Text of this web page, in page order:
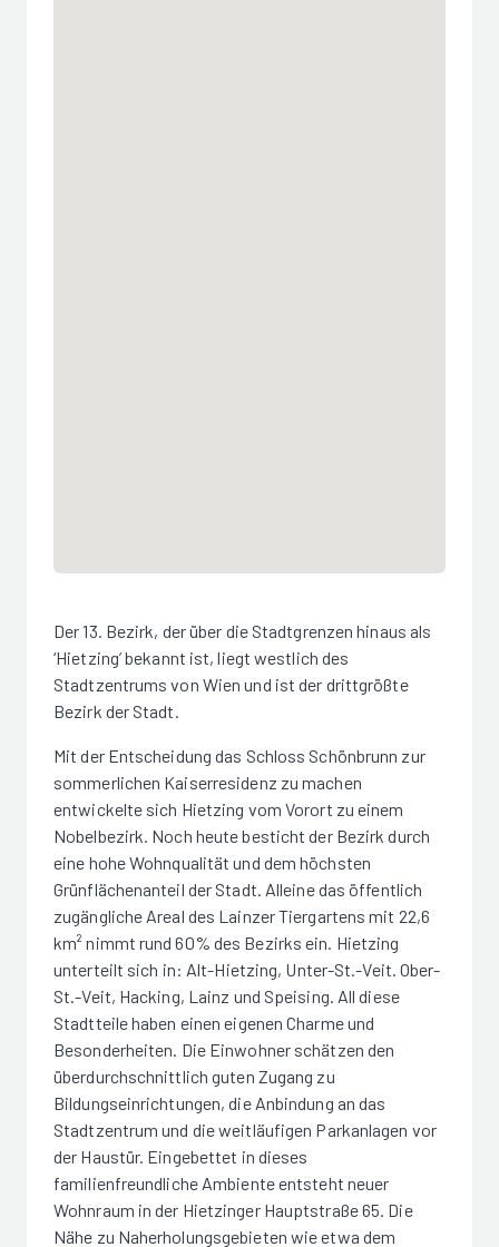
Der 13. Bezirk, der über die Stadtgrenzen hinaus als
‘Hietzing’ bekannt ist, liegt westlich des
Stadtzentrums von Wien und ist der drittgrößte
Bezirk der Stadt.
Mit der Entscheidung das Schloss Schönbrunn zur
sommerlichen Kaiserresidenz zu machen
entwickelte sich Hietzing vom Vorort zu einem
Nobelbezirk. Noch heute besticht der Bezirk durch
eine hohe Wohnqualität und dem höchsten
Grünflächenanteil der Stadt. Alleine das öffentlich
zugängliche Areal des Lainzer Tiergartens mit 22,6
km² nimmt rund 60% des Bezirks ein. Hietzing
unterteilt sich in: Alt-Hietzing, Unter-St.-Veit. Ober-
St.-Veit, Hacking, Lainz und Speising. All diese
Stadtteile haben einen eigenen Charme und
Besonderheiten. Die Einwohner schätzen den
überdurchschnittlich guten Zugang zu
Bildungseinrichtungen, die Anbindung an das
Stadtzentrum und die weitläufigen Parkanlagen vor
der Haustür. Eingebettet in dieses
familienfreundliche Ambiente entsteht neuer
Wohnraum in der Hietzinger Hauptstraße 65. Die
Nähe zu Naherholungsgebieten wie etwa dem